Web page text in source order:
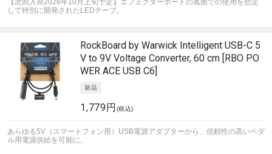
【次回入荷2026年10月上旬予定】エフェクターボードの底面での使用を想定
して特別に開発されたLEDテープ。
RockBoard by Warwick Intelligent USB-C 5
V to 9V Voltage Converter, 60 cm [RBO PO
WER ACE USB C6]
1,779円 (税込)
あらゆる5V（スマートフォン用）USB電源アダプターから、信頼性の高いペダ
ル用電源供給を可能に。